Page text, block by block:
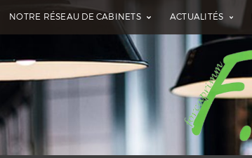
NOTRE RÉSEAU DE CABINETS ACTUALITÉS